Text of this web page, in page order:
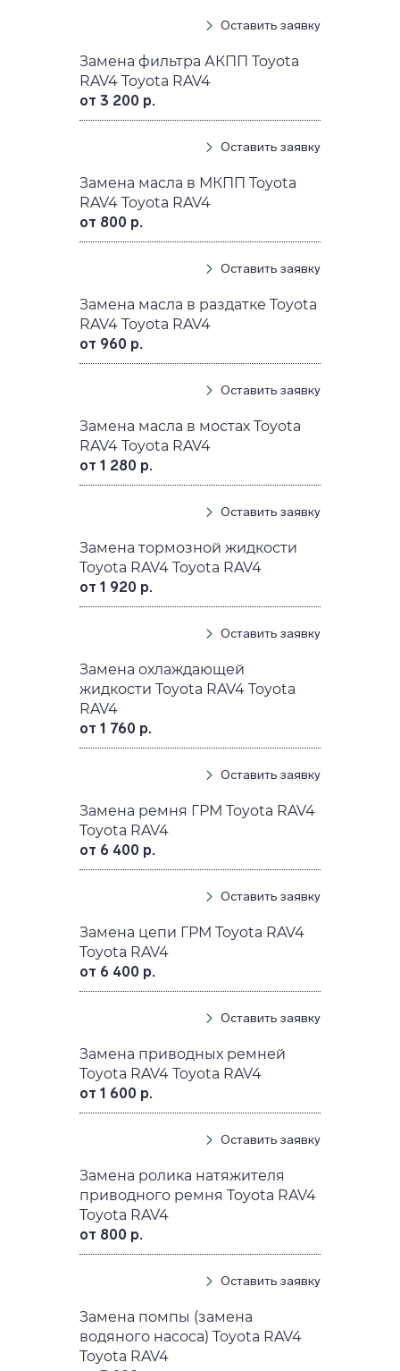
Оставить заявку
Замена фильтра АКПП Toyota
RAV4 Toyota RAV4
от 3 200 р.
Оставить заявку
Замена масла в МКПП Toyota
RAV4 Toyota RAV4
от 800 р.
Оставить заявку
Замена масла в раздатке Toyota
RAV4 Toyota RAV4
от 960 р.
Оставить заявку
Замена масла в мостах Toyota
RAV4 Toyota RAV4
от 1 280 р.
Оставить заявку
Замена тормозной жидкости
Toyota RAV4 Toyota RAV4
от 1 920 р.
Оставить заявку
Замена охлаждающей
жидкости Toyota RAV4 Toyota
RAV4
от 1 760 р.
Оставить заявку
Замена ремня ГРМ Toyota RAV4
Toyota RAV4
от 6 400 р.
Оставить заявку
Замена цепи ГРМ Toyota RAV4
Toyota RAV4
от 6 400 р.
Оставить заявку
Замена приводных ремней
Toyota RAV4 Toyota RAV4
от 1 600 р.
Оставить заявку
Замена ролика натяжителя
приводного ремня Toyota RAV4
Toyota RAV4
от 800 р.
Оставить заявку
Замена помпы (замена
водяного насоса) Toyota RAV4
Toyota RAV4